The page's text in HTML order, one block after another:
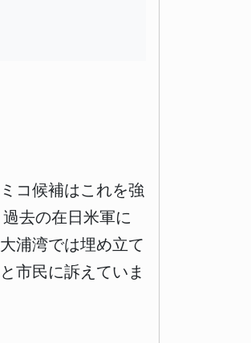
コ候補はこれを強
去の在日米軍に
浦湾では埋め立て
市民に訴えていま